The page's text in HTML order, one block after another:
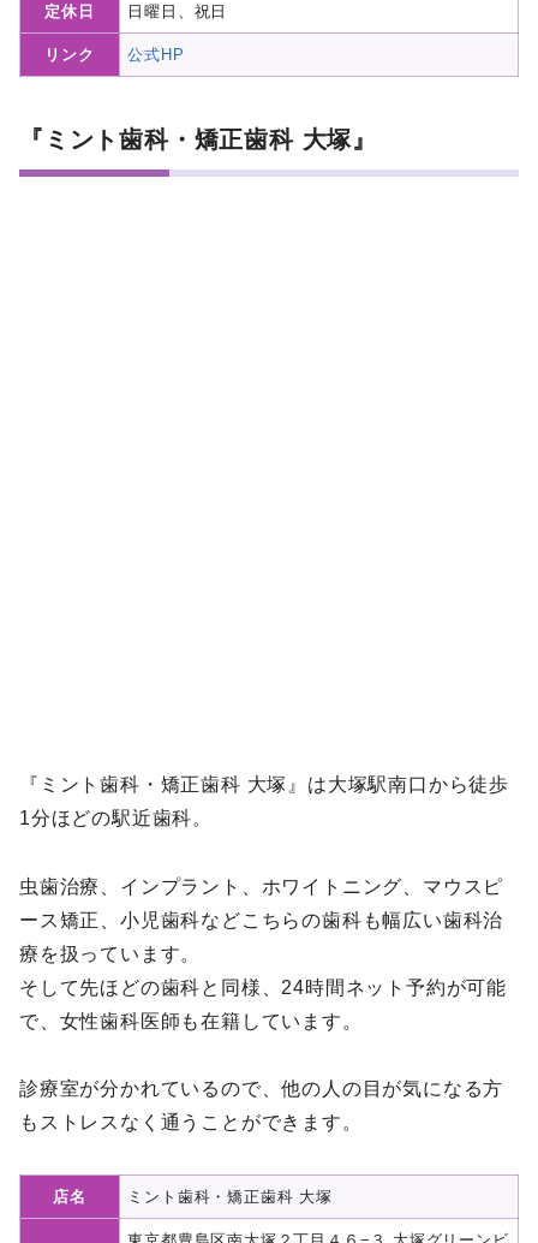
定休日 日曜日、祝日
リンク 公式HP
『ミント歯科・矯正歯科 大塚』
『ミント歯科・矯正歯科 大塚』は大塚駅南口から徒歩
1分ほどの駅近歯科。
虫歯治療、インプラント、ホワイトニング、マウスピ
ース矯正、小児歯科などこちらの歯科も幅広い歯科治
療を扱っています。
そして先ほどの歯科と同様、24時間ネット予約が可能
で、女性歯科医師も在籍しています。
診療室が分かれているので、他の人の目が気になる方
もストレスなく通うことができます。
店名 ミント歯科・矯正歯科 大塚